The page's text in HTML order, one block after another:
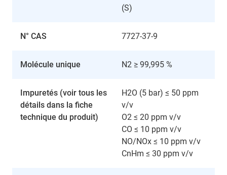
(S)
N° CAS 7727-37-9
Molécule unique N2 ≥ 99,995 %
Impuretés (voir tous les
détails dans la fiche
technique du produit)
H2O (5 bar) ≤ 50 ppm
v/v
O2 ≤ 20 ppm v/v
CO ≤ 10 ppm v/v
NO/NOx ≤ 10 ppm v/v
CnHm ≤ 30 ppm v/v